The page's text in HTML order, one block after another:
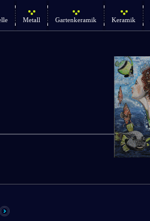
Metall Gartenkeramik Keramik